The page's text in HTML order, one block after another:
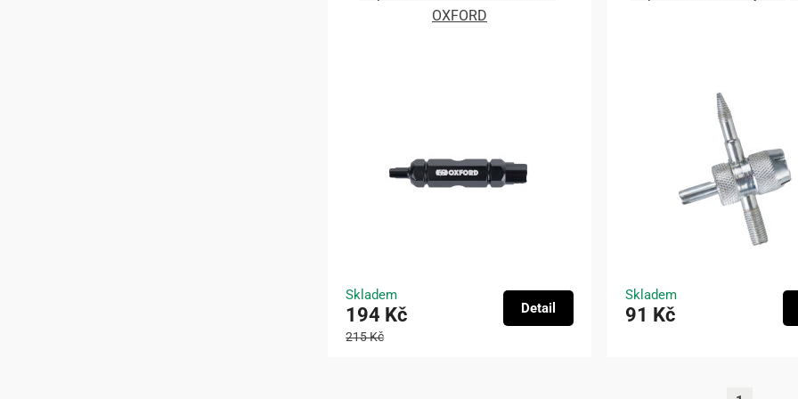
OXFORD
Skladem
194 Kč
215 Kč
Detail
Skladem
91 Kč